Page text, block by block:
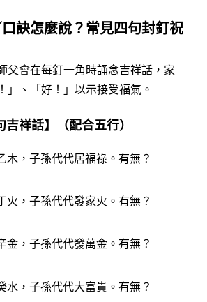
訣怎麼說？常見四句封釘祝
父會在每釘一角時誦念吉祥話，家
」、「好！」以示接受福氣。
吉祥話】（配合五行）
木，子孫代代居福祿。有無？
火，子孫代代發家火。有無？
金，子孫代代發萬金。有無？
水，子孫代代大富貴。有無？